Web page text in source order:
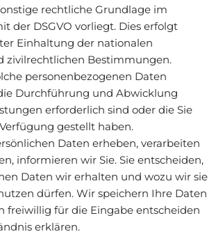
rechtliche Grundlage im
der DSGVO vorliegt. Dies erfolgt
Einhaltung der nationalen
zivilrechtlichen Bestimmungen.
personenbezogenen Daten
Durchführung und Abwicklung
erforderlich sind oder die Sie
gestellt haben.
Daten erheben, verarbeiten
informieren wir Sie. Sie entscheiden,
Daten wir erhalten und wozu wir sie
dürfen. Wir speichern Ihre Daten
freiwillig für die Eingabe entscheiden
erklären.